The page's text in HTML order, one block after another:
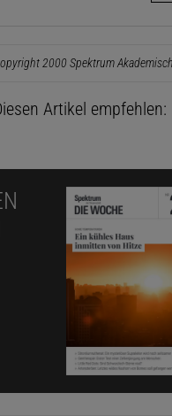
2000 Spektrum
Artikel empfehlen: